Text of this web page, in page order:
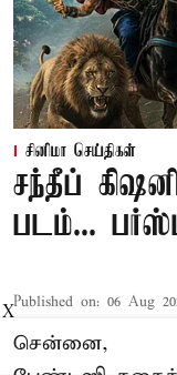
சினிமா செய்திகள்
சந்தீப்
படம்...
Published on: 06 Aug
சென்னை,
X